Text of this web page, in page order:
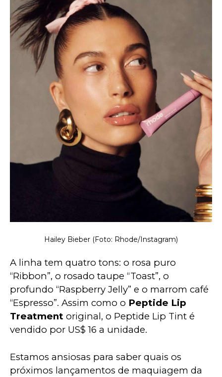
Hailey Bieber (Foto: Rhode/Instagram)
A linha tem quatro tons: o rosa puro
“Ribbon”, o rosado taupe “Toast”, o
profundo “Raspberry Jelly” e o marrom café
“Espresso”. Assim como o Peptide Lip
Treatment original, o Peptide Lip Tint é
vendido por US$ 16 a unidade.
Estamos ansiosas para saber quais os
próximos lançamentos de maquiagem da